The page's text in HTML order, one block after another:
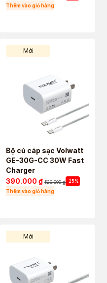
Thêm vào giỏ hàng
Mới
Bộ củ cáp sạc Volwatt
GE-30G-CC 30W Fast
Charger
390.000 ₫ 520.000₫-25%
Thêm vào giỏ hàng
Mới